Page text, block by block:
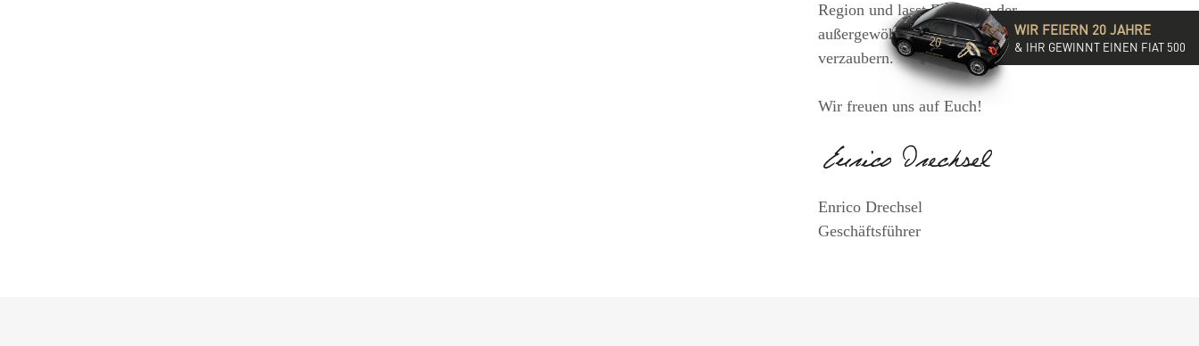
Region und lasst Euch von der
außergewöhnlichen Vielfalt unserer Ringe
verzaubern.
Wir freuen uns auf Euch!
Enrico Drechsel
Geschäftsführer
WIR FEIERN 20 JAHRE
& IHR GEWINNT EINEN FIAT 500